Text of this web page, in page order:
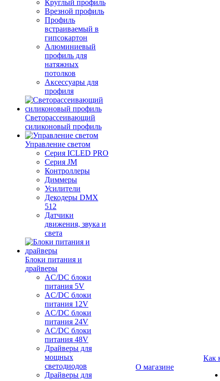
Круглый профиль
Врезной профиль
Профиль
встраиваемый в
гипсокартон
Алюминиевый
профиль для
натяжных
потолков
Аксессуары для
профиля
Светорассеивающий
силиконовый профиль
Управление светом
Серия ICLED PRO
Серия JM
Контроллеры
Диммеры
Усилители
Декодеры DMX
512
Датчики
движения, звука и
света
Блоки питания и
драйверы
AC/DC блоки
питания 5V
AC/DC блоки
питания 12V
AC/DC блоки
питания 24V
AC/DC блоки
питания 48V
Драйверы для
мощных
светодиодов
Драйверы для
О магазине
Как